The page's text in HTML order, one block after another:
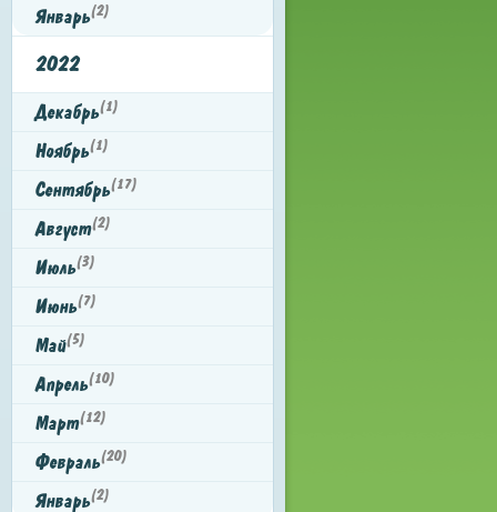
Январь(2)
2022
Декабрь(1)
Ноябрь(1)
Сентябрь(17)
Август(2)
Июль(3)
Июнь(7)
Май(5)
Апрель(10)
Март(12)
Февраль(20)
Январь(2)